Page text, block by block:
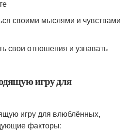
своими мыслями и чувствами
свои отношения и узнавать
игру для
игру для влюблённых,
факторы: